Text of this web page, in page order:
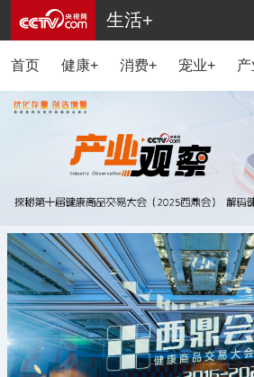
生活+
首页 健康+ 消费+ 宠业+